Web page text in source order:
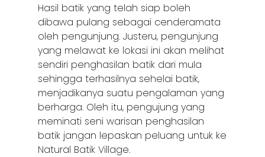
Hasil batik yang telah siap boleh
dibawa pulang sebagai cenderamata
oleh pengunjung. Justeru, pengunjung
yang melawat ke lokasi ini akan melihat
sendiri penghasilan batik dari mula
sehingga terhasilnya sehelai batik,
menjadikanya suatu pengalaman yang
berharga. Oleh itu, pengujung yang
meminati seni warisan penghasilan
batik jangan lepaskan peluang untuk ke
Natural Batik Village.